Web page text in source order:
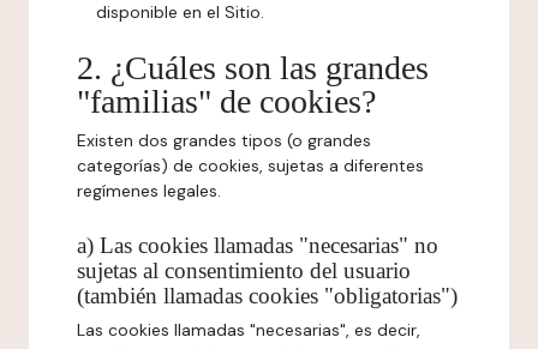
disponible en el Sitio.
2. ¿Cuáles son las grandes
"familias" de cookies?
Existen dos grandes tipos (o grandes
categorías) de cookies, sujetas a diferentes
regímenes legales.
a) Las cookies llamadas "necesarias" no
sujetas al consentimiento del usuario
(también llamadas cookies "obligatorias")
Las cookies llamadas "necesarias", es decir,